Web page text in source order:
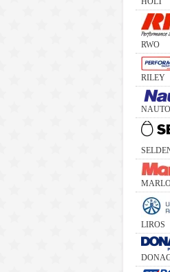
RWO
RILEY
LIROS